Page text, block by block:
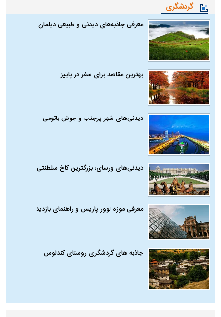
گردشگری
معرفی جاذبه‌های دیدنی و طبیعی دیلمان
بهترین مقاصد برای سفر در پاییز
دیدنی‌های شهر پرجنب و جوش باتومی
دیدنی‌های ورسای؛ بزرگترین کاخ سلطنتی
معرفی موزه لوور پاریس و راهنمای بازدید
جاذبه های گردشگری روستای کندلوس